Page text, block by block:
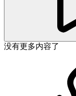
没有更多内容了